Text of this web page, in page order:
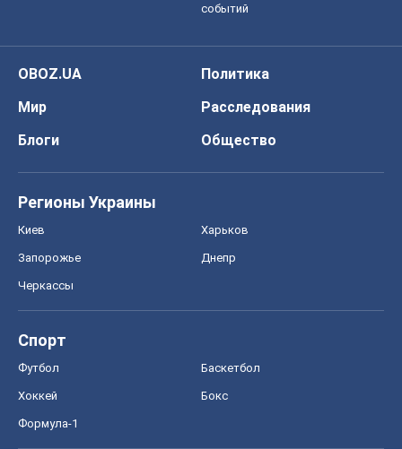
событий
OBOZ.UA
Политика
Мир
Расследования
Блоги
Общество
Регионы Украины
Киев Харьков
Запорожье Днепр
Черкассы
Спорт
Футбол Баскетбол
Хоккей Бокс
Формула-1